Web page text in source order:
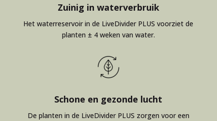
Zuinig in waterverbruik
Het waterreservoir in de LiveDivider PLUS voorziet de
planten ± 4 weken van water.
Schone en gezonde lucht
De planten in de LiveDivider PLUS zorgen voor een